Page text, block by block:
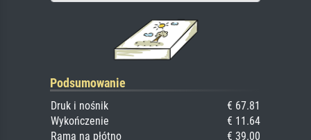
Podsumowanie
Druk i nośnik
€ 67.81
Wykończenie
€ 11.64
Rama na płótno
€ 39.00